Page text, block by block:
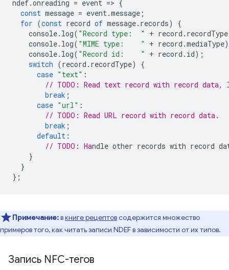
ndef.onreading = event => {
const message = event.message ;
for (const record of message. records)
{
console. log( "Record type:  " + record . recordType
console. log( "MIME type:    " + record .mediaType
console. log( "Record id:    " + record . id);
switch (record . recordType)
{
case "text" :
// TODO: Read text record with record data,
break ;
case "url" :
// TODO: Read URL record with record data.
break ;
default :
// TODO: Ha
}
}
};
Примечание:вкниге рецептовсодержится множество
примеров того, как читать записи NDEF в зависимости от их типов.
Запись NFC-тегов